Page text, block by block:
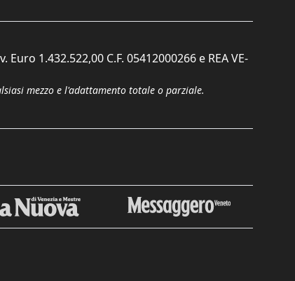
1.432.522,00 C.F. 05412000266 e REA VE-
mezzo e l'adattamento totale o parziale.